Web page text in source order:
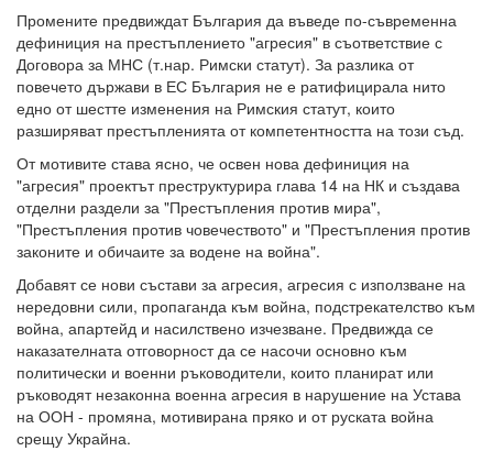
Промените предвиждат България да въведе по-съвременна
дефиниция на престъплението "агресия" в съответствие с
Договора за МНС (т.нар. Римски статут). За разлика от
повечето държави в ЕС България не е ратифицирала нито
едно от шестте изменения на Римския статут, които
разширяват престъпленията от компетентността на този съд.
От мотивите става ясно, че освен нова дефиниция на
"агресия" проектът преструктурира глава 14 на НК и създава
отделни раздели за "Престъпления против мира",
"Престъпления против човечеството" и "Престъпления против
законите и обичаите за водене на война".
Добавят се нови състави за агресия, агресия с използване на
нередовни сили, пропаганда към война, подстрекателство към
война, апартейд и насилствено изчезване. Предвижда се
наказателната отговорност да се насочи основно към
политически и военни ръководители, които планират или
ръководят незаконна военна агресия в нарушение на Устава
на ООН - промяна, мотивирана пряко и от руската война
срещу Украйна.